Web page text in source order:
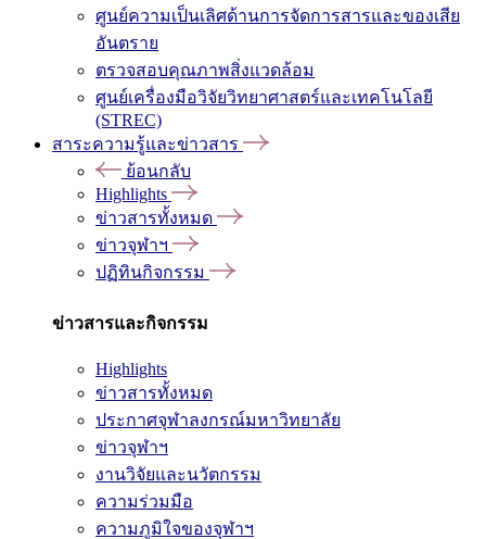
ศูนย์ความเป็นเลิศด้านการจัดการสารและของเสีย
อันตราย
ตรวจสอบคุณภาพสิ่งแวดล้อม
ศูนย์เครื่องมือวิจัยวิทยาศาสตร์และเทคโนโลยี
(STREC)
สาระความรู้และข่าวสาร
ย้อนกลับ
Highlights
ข่าวสารทั้งหมด
ข่าวจุฬาฯ
ปฏิทินกิจกรรม
ข่าวสารและกิจกรรม
Highlights
ข่าวสารทั้งหมด
ประกาศจุฬาลงกรณ์มหาวิทยาลัย
ข่าวจุฬาฯ
งานวิจัยและนวัตกรรม
ความร่วมมือ
ความภูมิใจของจุฬาฯ